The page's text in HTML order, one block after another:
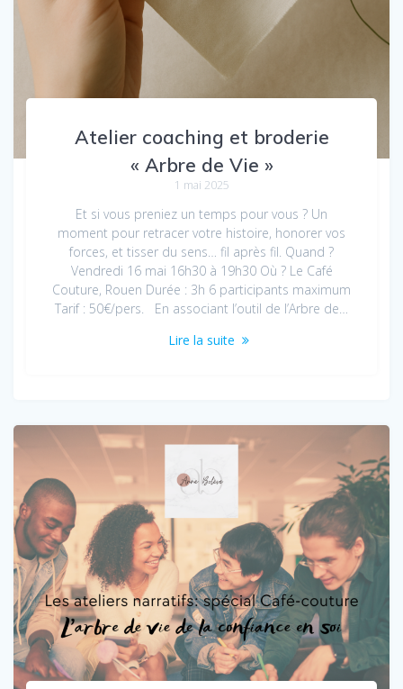
Atelier coaching et broderie
« Arbre de Vie »
1 mai 2025
Et si vous preniez un temps pour vous ? Un
moment pour retracer votre histoire, honorer vos
forces, et tisser du sens… fil après fil. Quand ?
Vendredi 16 mai 16h30 à 19h30 Où ? Le Café
Couture, Rouen Durée : 3h 6 participants maximum
Tarif : 50€/pers. En associant l’outil de l’Arbre de…
Lire la suite